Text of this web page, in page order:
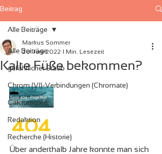
Beitrag
Alle Beiträge
gefährlicher Staub
Chrom (VI)-Verbindungen (Chromate)
Calciumoxid
Redaktion
Recherche (Historie)
Alle Beiträge
Kalte Füße bekommen?
Markus Sommer
20. Juni 2022 1 Min. Lesezeit
Über anderthalb Jahre konnte man sich